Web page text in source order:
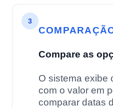
3
Compare as
O sistema exibe
com o valor em
comparar datas